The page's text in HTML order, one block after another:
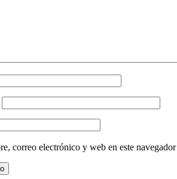
correo electrónico y web en este